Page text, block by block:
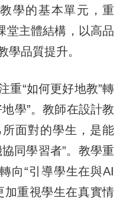
學的基本單元，重
主體結構，以高品
學品質提升。
“如何更好地教”轉
學”。教師在設計教
面對的學生，是能
同學習者”。教學重
向“引導學生在與AI
加重視學生在真實情